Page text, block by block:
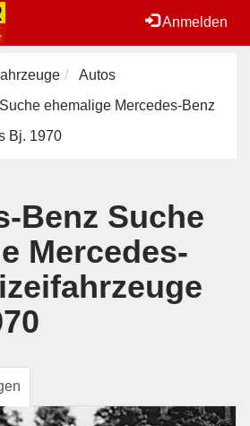
Anmelden
Autos
ehemalige Mercedes-Benz
Bj. 1970
Benz Suche
Mercedes-